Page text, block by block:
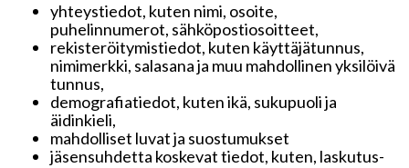
yhteystiedot, kuten nimi, osoite,
puhelinnumerot, sähköpostiosoitteet,
rekisteröitymistiedot, kuten käyttäjätunnus,
nimimerkki, salasana ja muu mahdollinen yksilöivä
tunnus,
demografiatiedot, kuten ikä, sukupuoli ja
äidinkieli,
mahdolliset luvat ja suostumukset
jäsensuhdetta koskevat tiedot, kuten, laskutus-